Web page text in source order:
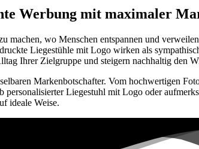
Werbung mit maximaler
machen, wo Menschen entspannen und
Liegestühle mit Logo wirken als
Ihrer Zielgruppe und steigern nachhaltig den
Markenbotschafter. Vom hochwertigen
personalisierter Liegestuhl mit Logo oder
ideale Weise.